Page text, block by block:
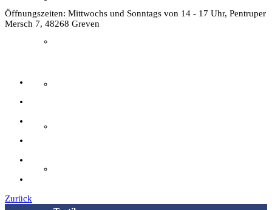
Öffnungszeiten: Mittwochs und Sonntags von 14 - 17 Uhr, Pentruper
Mersch 7, 48268 Greven
Zurück